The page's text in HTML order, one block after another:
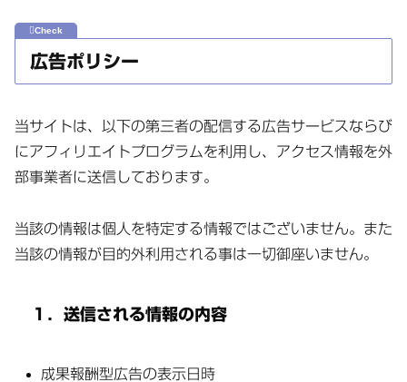
広告ポリシー
当サイトは、以下の第三者の配信する広告サービスならび
にアフィリエイトプログラムを利用し、アクセス情報を外
部事業者に送信しております。
当該の情報は個人を特定する情報ではございません。また
当該の情報が目的外利用される事は一切御座いません。
１．送信される情報の内容
成果報酬型広告の表示日時